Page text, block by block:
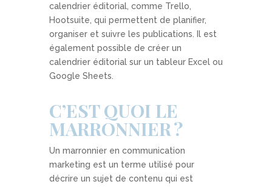
calendrier éditorial, comme Trello,
Hootsuite, qui permettent de planifier,
organiser et suivre les publications. Il est
également possible de créer un
calendrier éditorial sur un tableur Excel ou
Google Sheets.
C’EST QUOI LE
MARRONNIER ?
Un marronnier en communication
marketing est un terme utilisé pour
décrire un sujet de contenu qui est